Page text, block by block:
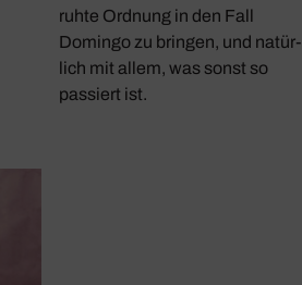
ruhte Ordnung in den Fall
Domingo zu bringen, und natür­
lich mit allem, was sonst so
passiert ist.